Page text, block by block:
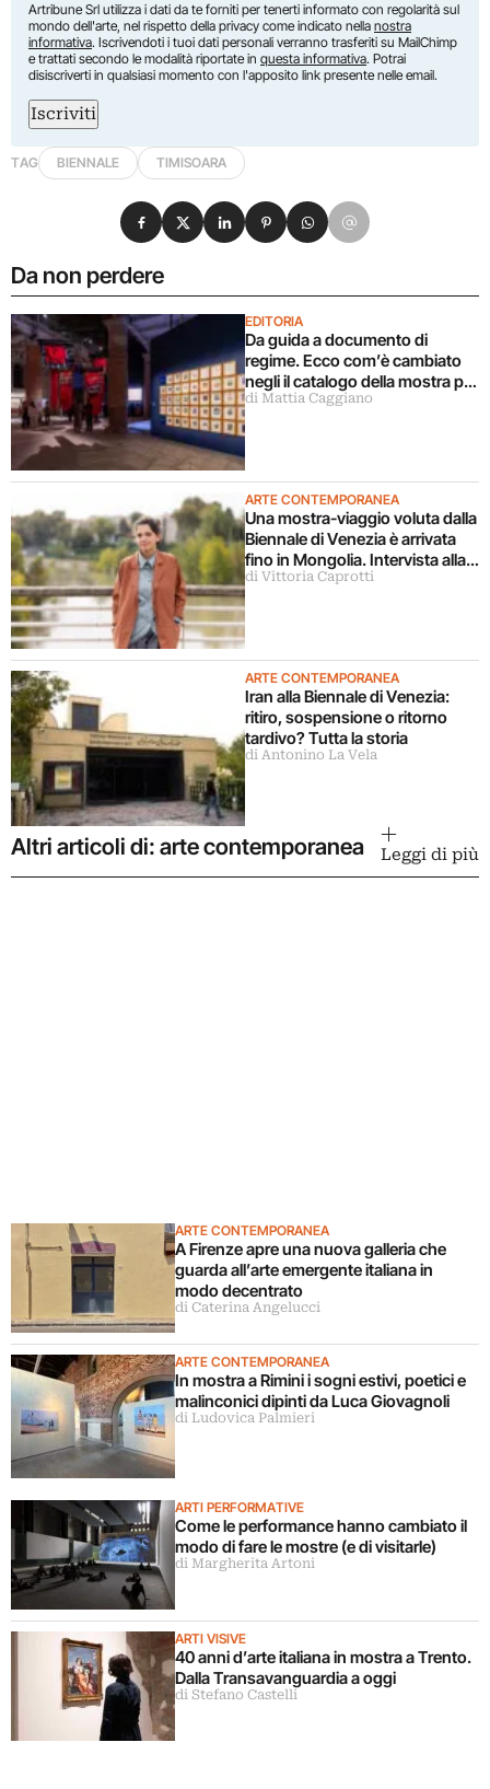
Artribune Srl utilizza i dati da te forniti per tenerti informato con regolarità sul
mondo dell'arte, nel rispetto della privacy come indicato nella nostra
informativa. Iscrivendoti i tuoi dati personali verranno trasferiti su MailChimp
e trattati secondo le modalità riportate in questa informativa. Potrai
disiscriverti in qualsiasi momento con l'apposito link presente nelle email.
Iscriviti
TAG BIENNALE TIMISOARA
Da non perdere
EDITORIA
Da guida a documento di
regime. Ecco com’è cambiato
negli il catalogo della mostra più
importante del mondo
di Mattia Caggiano
ARTE CONTEMPORANEA
Una mostra-viaggio voluta dalla
Biennale di Venezia è arrivata
fino in Mongolia. Intervista alla
curatrice
di Vittoria Caprotti
ARTE CONTEMPORANEA
Iran alla Biennale di Venezia:
ritiro, sospensione o ritorno
tardivo? Tutta la storia
di Antonino La Vela
Condividi su Facebook
Condividi su X
Condividi su LinkedIn
Condividi su Pinterest
Condividi su WhatsApp
Condividi su Email
Altri articoli di: arte contemporanea Leggi di più
ARTE CONTEMPORANEA
A Firenze apre una nuova galleria che
guarda all’arte emergente italiana in
modo decentrato
di Caterina Angelucci
ARTE CONTEMPORANEA
In mostra a Rimini i sogni estivi, poetici e
malinconici dipinti da Luca Giovagnoli
di Ludovica Palmieri
ARTI PERFORMATIVE
Come le performance hanno cambiato il
modo di fare le mostre (e di visitarle)
di Margherita Artoni
ARTI VISIVE
40 anni d’arte italiana in mostra a Trento.
Dalla Transavanguardia a oggi
di Stefano Castelli